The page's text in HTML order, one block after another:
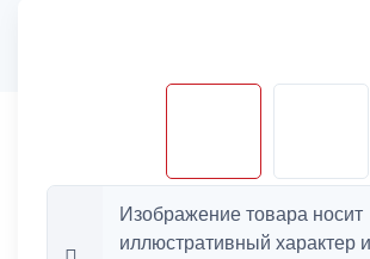
Изображение товара носит
иллюстративный характер